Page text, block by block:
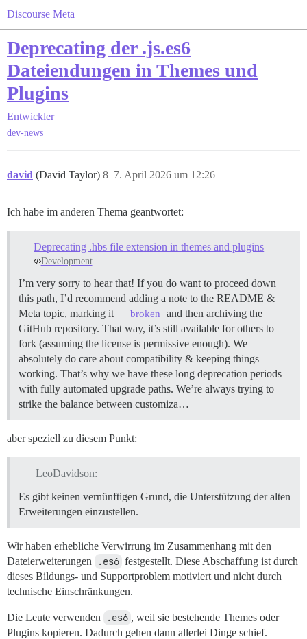
Discourse Meta
Deprecating der .js.es6
Dateiendungen in Themes und
Plugins
Entwickler
dev-news
david (David Taylor) 7. April 2026 um 12:26
8
Ich habe im anderen Thema geantwortet:
Deprecating .hbs file extension in themes and plugins
Development
I’m very sorry to hear that! If you do want to proceed down
this path, I’d recommend adding a note to the README &
Meta topic, marking it
broken
and then archiving the
GitHub repository. That way, it’s still available for others to
fork (assuming the license is permissive enough). We
absolutely do care about compatibility & keeping things
working. That’s why we have these long deprecation periods
with fully automated upgrade paths. We’re always trying to
strike the balance between customiza…
aber speziell zu diesem Punkt:
LeoDavidson:
Es gibt keinen vernünftigen Grund, die Unterstützung der alten
Erweiterungen einzustellen.
Wir haben erhebliche Verwirrung im Zusammenhang mit den
Dateierweiterungen
.es6 festgestellt. Diese Abschaffung ist durch
dieses Bildungs- und Supportproblem motiviert und nicht durch
technische Einschränkungen.
Die Leute verwenden .es6 , weil sie bestehende Themes oder
Plugins kopieren. Dadurch gehen dann allerlei Dinge schief.